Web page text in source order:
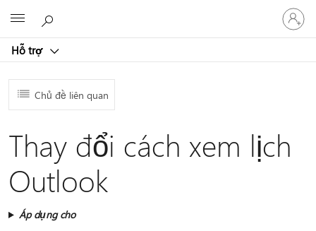
Hỗ trợ
Đăng
nhập
tài
Chủ đề liên quan
Thay đổi cách xem lịch
Outlook
Áp dụng cho